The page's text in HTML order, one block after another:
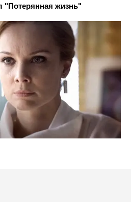
"Потерянная жизнь"